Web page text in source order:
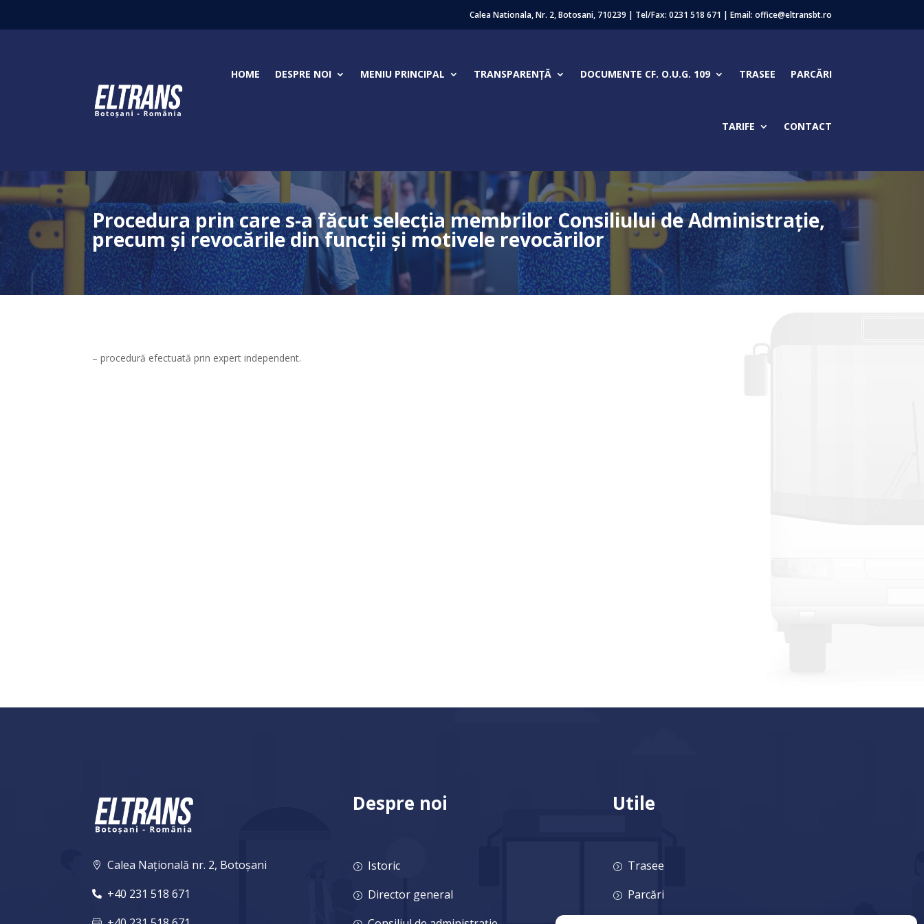
Calea Nationala, Nr. 2, Botosani, 710239 | Tel/Fax: 0231 518 671 | Email: office@eltransbt.ro
HOME DESPRE NOI MENIU PRINCIPAL TRANSPARENȚĂ DOCUMENTE CF. O.U.G. 109 TRASEE PARCĂRI
TARIFE CONTACT
Procedura prin care s-a făcut selecţia membrilor Consiliului de Administraţie,
precum şi revocările din funcţii şi motivele revocărilor
– procedură efectuată prin expert independent.
 Calea Națională nr. 2, Botoșani
 +40 231 518 671
Despre noi
= Istoric
= Director general
Utile
= Trasee
= Parcări